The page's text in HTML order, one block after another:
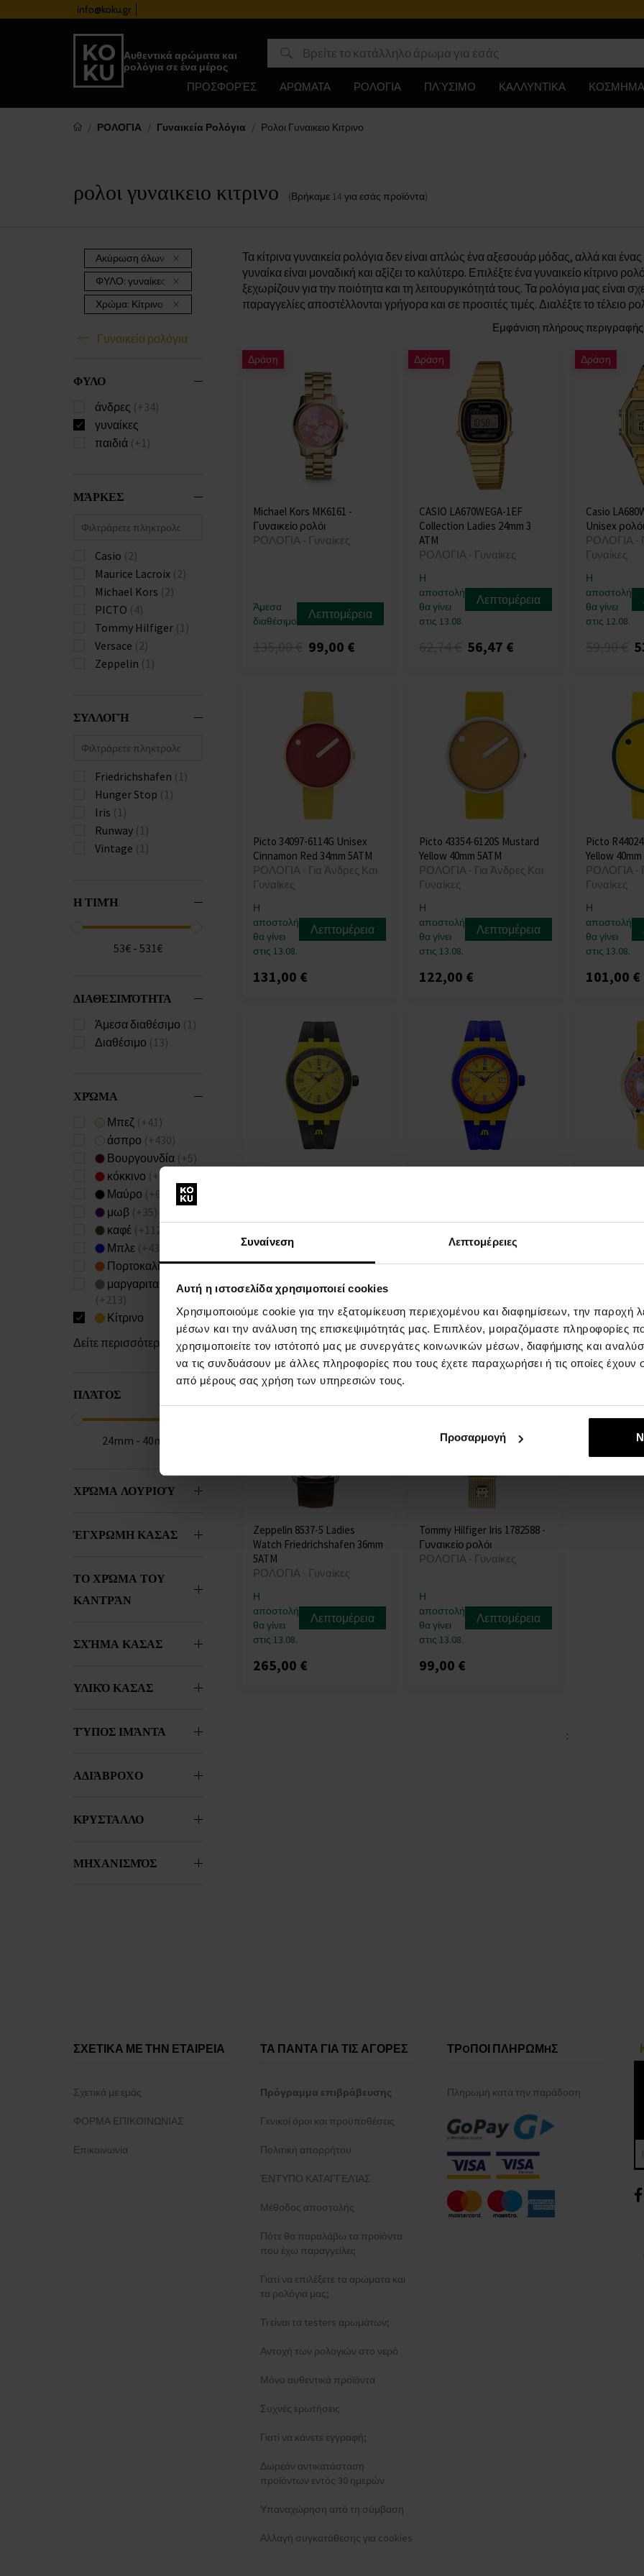
Συναίνεση Λεπτομέρειες
Αυτή η ιστοσελίδα χρησιμοποιεί cookies
Χρησιμοποιούμε cookie για την εξατομίκευση περιεχομένου και διαφημίσεων, την παροχή
μέσων και την ανάλυση της επισκεψιμότητάς μας. Επιπλέον, μοιραζόμαστε πληροφορίες
χρησιμοποιείτε τον ιστότοπό μας με συνεργάτες κοινωνικών μέσων, διαφήμισης και
να τις συνδυάσουν με άλλες πληροφορίες που τους έχετε παραχωρήσει ή τις οποίες έχουν
από μέρους σας χρήση των υπηρεσιών τους.
Προσαρμογή
info@koku.gr
Αυθεντικά αρώματα και
ρολόγια σε ένα μέρος
ΠΡΟΣΦΟΡΈΣ
ΑΡΩΜΑΤΑ ΡΟΛΟΓΙΑ ΠΛΎΣΙΜΟ ΚΑΛΛΥΝΤΙΚΑ
ΡΟΛΟΓΙΑ Γυναικεία Ρολόγια Ρολοι Γυναικειο Κιτρινο
ρολοι γυναικειο κιτρινο (Βρήκαμε 14 για εσάς προϊόντα)
Ακύρωση όλων των φίλτρων
ΦΥΛΟ: γυναίκες
Χρώμα: Κίτρινο
Γυναικεία ρολόγια
ΦΥΛΟ
άνδρες (+34)
γυναίκες
παιδιά (+1)
ΜΆΡΚΕΣ
Casio (2)
Maurice Lacroix (2)
Michael Kors (2)
PICTO (4)
Tommy Hilfiger (1)
Versace (2)
Zeppelin (1)
ΣΥΛΛΟΓΉ
Friedrichshafen (1)
Hunger Stop (1)
Iris (1)
Runway (1)
Vintage (1)
Η ΤΙΜΉ
53€ - 531€
ΔΙΑΘΕΣΙΜΌΤΗΤΑ
Άμεσα διαθέσιμο (1)
Διαθέσιμο (13)
ΧΡΏΜΑ
Μπεζ (+41)
άσπρο (+430)
Βουργουνδία (+5)
κόκκινο (+67)
Μαύρο (+634)
μωβ (+35)
καφέ (+112)
Μπλε (+430)
Πορτοκαλί(+11)
μαργαριταρένιος
(+213)
Κίτρινο
Δείτε περισσότερα (20)
ΠΛΆΤΟΣ
24mm - 40mm
ΧΡΏΜΑ ΛΟΥΡΙΟΎ
ΈΓΧΡΩΜΗ ΚΑΣΑΣ
ΤΟ ΧΡΏΜΑ ΤΟΥ
ΚΑΝΤΡΆΝ
ΣΧΉΜΑ ΚΑΣΑΣ
ΥΛΙΚΌ ΚΑΣΑΣ
ΤΎΠΟΣ ΙΜΆΝΤΑ
ΑΔΙΆΒΡΟΧΟ
ΚΡΥΣΤΑΛΛΟ
ΜΗΧΑΝΙΣΜΌΣ
Τα κίτρινα γυναικεία ρολόγια δεν είναι απλώς ένα αξεσουάρ μόδας, αλλά και
γυναίκα είναι μοναδική και αξίζει το καλύτερο. Επιλέξτε ένα γυναικείο
ξεχωρίζουν για την ποιότητα και τη λειτουργικότητά τους. Τα ρολόγια μας είναι
παραγγελίες αποστέλλονται γρήγορα και σε προσιτές τιμές. Διαλέξτε το τέλειο
Εμφάνιση πλήρους περιγραφής
Δράση
Michael Kors MK6161 -
Γυναικείο ρολόι
ΡΟΛΟΓΙΑ - Γυναίκες
Άμεσα
διαθέσιμο
Λεπτομέρεια
99,00 €
Δράση
CASIO LA670WEGA-1EF
Collection Ladies 24mm 3
ATM
ΡΟΛΟΓΙΑ - Γυναίκες
Η
αποστολή
θα γίνει
στις 13.08.
Λεπτομέρεια
56,47 €
Δράση
Casio
Unisex ρολόι
ΡΟΛΟΓΙΑ -
Γυναίκες
Η
αποστολή
θα γίνει
στις 12.08.
Picto 34097-6114G Unisex
Cinnamon Red 34mm 5ATM
ΡΟΛΟΓΙΑ - Για Άνδρες Και
Γυναίκες
Η
αποστολή
θα γίνει
στις 13.08.
Λεπτομέρεια
131,00 €
Picto 43354-6120S Mustard
Yellow 40mm 5ATM
ΡΟΛΟΓΙΑ - Για Άνδρες Και
Γυναίκες
Η
αποστολή
θα γίνει
στις 13.08.
Λεπτομέρεια
122,00 €
Picto
Yellow 40mm
ΡΟΛΟΓΙΑ -
Γυναίκες
Η
αποστολή
θα γίνει
στις 13.08.
101,00 €
Maurice Lacroix AI2008-
Γυναίκες
Η
αποστολή
θα γίνει
στις 13.08.
Λεπτομέρεια
515,00 €
Maurice Lacroix AI2008-
Γυναίκες
Η
στις 13.08.
531,00 €
Versace
Η
στις 13.08.
513,00 €
Zeppelin 8537-5 Ladies
Watch Friedrichshafen 36mm
5ATM
ΡΟΛΟΓΙΑ - Γυναίκες
Η
αποστολή
θα γίνει
στις 13.08.
Λεπτομέρεια
265,00 €
Tommy Hilfiger Iris 1782588 -
Γυναικείο ρολόι
ΡΟΛΟΓΙΑ - Γυναίκες
Η
αποστολή
θα γίνει
στις 13.08.
Λεπτομέρεια
99,00 €
:
ΣΧΕΤΙΚΑ ΜΕ ΤΗΝ ΕΤΑΙΡΕΙΑ
Σχετικά με εμάς
ΦΟΡΜΑ ΕΠΙΚΟΙΝΩΝΙΑΣ
Επικοινωνία
ΤΑ ΠΑΝΤΑ ΓΙΑ ΤΙΣ ΑΓΟΡΕΣ
Πρόγραμμα επιβράβευσης
Γενικοί όροι και προϋποθέσεις
Πολιτική απορρήτου
ΈΝΤΥΠΟ ΚΑΤΑΓΓΕΛΊΑΣ
Μέθοδος αποστολής
Πότε θα παραλάβω τα προϊόντα
που έχω παραγγείλει;
Γιατί να επιλέξετε τα αρώματα και
τα ρολόγια μας;
Τι είναι τα testers αρωμάτων;
Αντοχή των ρολογιών στο νερό
Μόνο αυθεντικά προϊόντα
Συχνές ερωτήσεις
Γιατί να κάνετε εγγραφή;
Δωρεάν αντικατάσταση
προϊόντων εντός 30 ημερών
Υπαναχώρηση από τη σύμβαση
Αλλαγή συγκατάθεσης για cookies
ΤΡOΠΟΙ ΠΛΗΡΩΜHΣ
Πληρωμή κατά την παράδοση